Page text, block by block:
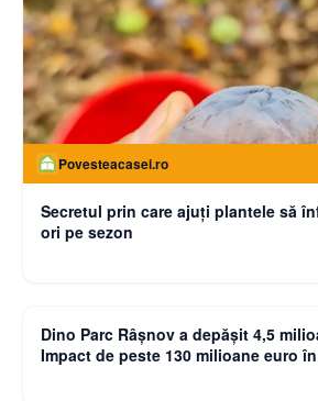
Povesteacasei.ro
Secretul prin care ajuți plantele să
ori pe sezon
Dino Parc Râșnov a depășit 4,5
Impact de peste 130 milioane euro